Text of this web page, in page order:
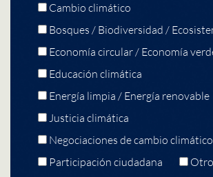
Cambio climático
Bosques / Biodiversidad /
Economía circular / Economía
Educación climática
Energía limpia / Energía renovable
Justicia climática
Negociaciones de cambio
Participación ciudadana